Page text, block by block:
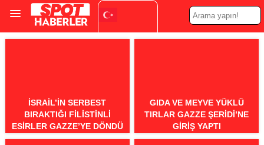
Turkish
İSRAIL’IN SERBEST
BIRAKTIĞI FILISTINLI
ESIRLER GAZZE’YE DÖNDÜ
GIDA VE MEYVE YÜKLÜ
TIRLAR GAZZE ŞERIDI’NE
GIRIŞ YAPTI